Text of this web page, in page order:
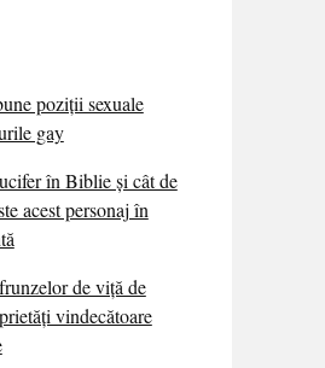
poziții sexuale
gay
în Biblie și cât de
acest personaj în
de viță de
vindecătoare